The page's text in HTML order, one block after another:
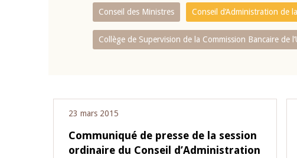
Conseil des Ministres Conseil d‘Administration de
Collège de Supervision de la Commission Bancaire de
23 mars 2015
Communiqué de presse de la session
ordinaire du Conseil d’Administration